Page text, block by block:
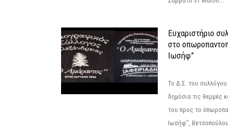
Ευχαριστήριο
στο
Ιωσήφ”
Το Δ.Σ. του
δημόσια τις θερμές
του προς το
Ιωσήφ",